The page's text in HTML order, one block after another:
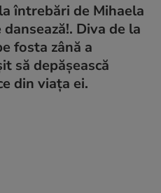
întrebări de Mihaela
Diva de la
fosta zână a
să depășească
din viața ei.